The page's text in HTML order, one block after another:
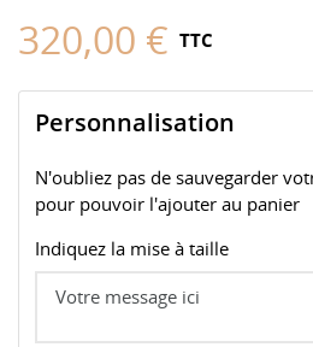
320,00 € TTC
Personnalisation
N'oubliez pas de sauvegarder
pour pouvoir l'ajouter au panier
Indiquez la mise à taille